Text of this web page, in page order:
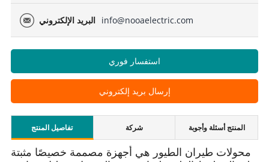
البريد الإلكتروني info@nooaelectric.com
استفسار فوري
إرسال بريد إلكتروني
تفاصيل المنتج شركة المنتج أسئلة وأجوبة
محولات طيران الطيور هي أجهزة مصممة خصيصًا مثبتة